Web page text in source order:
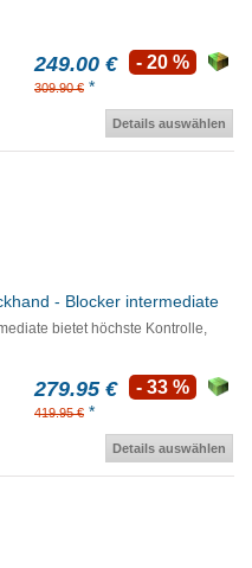
249.00 €
309.90 € *
- 20 %
Details auswählen
- Blocker intermediate
bietet höchste Kontrolle,
279.95 €
419.95 € *
- 33 %
Details auswählen